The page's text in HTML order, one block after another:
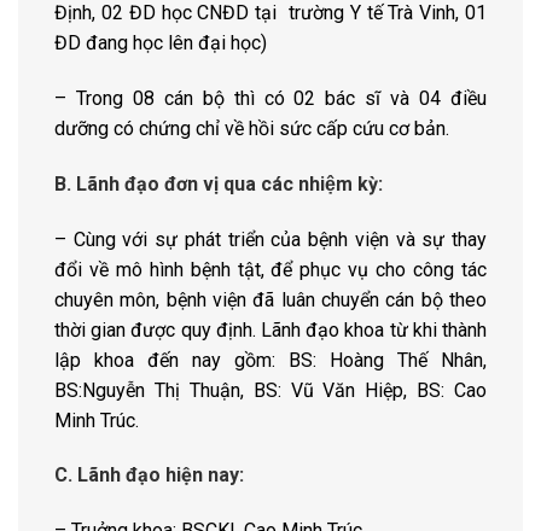
Định, 02 ĐD học CNĐD tại trường Y tế Trà Vinh, 01
ĐD đang học lên đại học)
– Trong 08 cán bộ thì có 02 bác sĩ và 04 điều
dưỡng có chứng chỉ về hồi sức cấp cứu cơ bản.
B. Lãnh đạo đơn vị qua các nhiệm kỳ:
– Cùng với sự phát triển của bệnh viện và sự thay
đổi về mô hình bệnh tật, để phục vụ cho công tác
chuyên môn, bệnh viện đã luân chuyển cán bộ theo
thời gian được quy định. Lãnh đạo khoa từ khi thành
lập khoa đến nay gồm: BS: Hoàng Thế Nhân,
BS:Nguyễn Thị Thuận, BS: Vũ Văn Hiệp, BS: Cao
Minh Trúc.
C. Lãnh đạo hiện nay: